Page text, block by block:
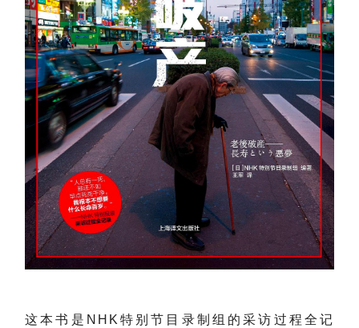
这本书是NHK特别节目录制组的采访过程全记